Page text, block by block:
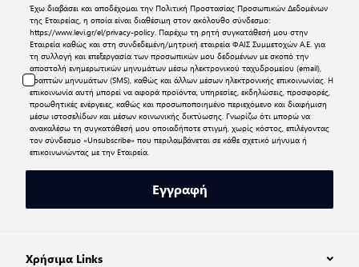
Έχω διαβάσει και αποδέχομαι την Πολιτική Προστασίας Προσωπικών Δεδομένων
της Εταιρείας, η οποία είναι διαθέσιμη στον ακόλουθο σύνδεσμο:
https://www.levi.gr/el/privacy-policy. Παρέχω τη ρητή συγκατάθεσή μου στην
Εταιρεία καθώς και στη συνδεδεμένη/μητρική εταιρεία ΦΑΙΣ Συμμετοχών Α.Ε. για
τη συλλογή και επεξεργασία των προσωπικών μου δεδομένων με σκοπό την
αποστολή ενημερωτικών μηνυμάτων μέσω ηλεκτρονικού ταχυδρομείου (email),
γραπτών μηνυμάτων (SMS), καθώς και άλλων μέσων ηλεκτρονικής επικοινωνίας. Η
επικοινωνία αυτή μπορεί να αφορά προϊόντα, υπηρεσίες, εκδηλώσεις, προσφορές,
προωθητικές ενέργειες, καθώς και προσωποποιημένο περιεχόμενο και διαφήμιση
μέσω ιστοσελίδων και μέσων κοινωνικής δικτύωσης. Γνωρίζω ότι μπορώ να
ανακαλέσω τη συγκατάθεσή μου οποιαδήποτε στιγμή, χωρίς κόστος, επιλέγοντας
τον σύνδεσμο «Unsubscribe» που περιλαμβάνεται σε κάθε σχετικό μήνυμα ή
επικοινωνώντας με την Εταιρεία.
Εγγραφή
Χρήσιμα Links